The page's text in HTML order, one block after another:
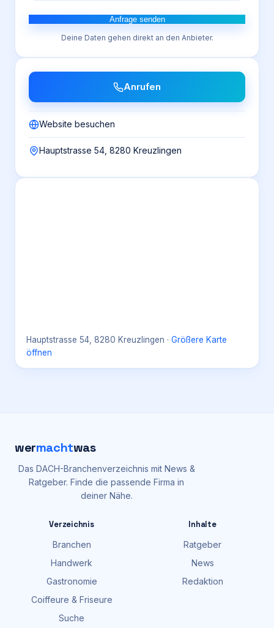
Anfrage senden
Deine Daten gehen direkt an den Anbieter.
Anrufen
Website besuchen
Hauptstrasse 54, 8280 Kreuzlingen
Hauptstrasse 54, 8280 Kreuzlingen · Größere Karte
öffnen
wermachtwas
Das DACH-Branchenverzeichnis mit News &
Ratgeber. Finde die passende Firma in
deiner Nähe.
Verzeichnis
Branchen
Handwerk
Gastronomie
Coiffeure & Friseure
Suche
Inhalte
Ratgeber
News
Redaktion